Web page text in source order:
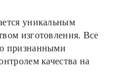
уникальным
изготовления. Все
признанными
качества на